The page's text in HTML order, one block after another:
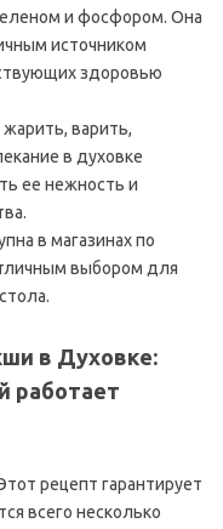
и фосфором. Она
источником
здоровью
варить,
в духовке
ее нежность и
в магазинах по
выбором для
в Духовке:
работает
рецепт гарантирует
всего несколько